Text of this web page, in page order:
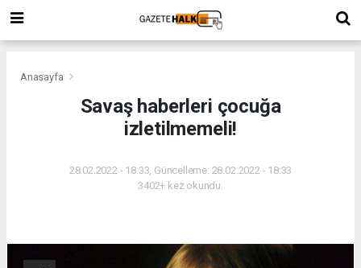
Anasayfa
Savaş haberleri çocuğa
izletilmemeli!
28.02.2022 - 18:33, Güncelleme: 28.02.2022 - 18:33
3402+ kez okundu.